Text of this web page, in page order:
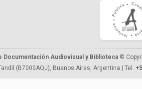
Documentación Audiovisual y Biblioteca ©
(B7000AQJ), Buenos Aires, Argentina | Tel.